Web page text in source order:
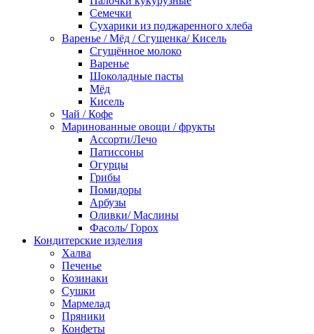
Семечки
Сухарики из поджаренного хлеба
Варенье / Мёд / Сгущенка/ Кисель
Сгущённое молоко
Варенье
Шоколадные пасты
Мёд
Кисель
Чай / Кофе
Маринованные овощи / фрукты
Ассорти/Лечо
Патиссоны
Огурцы
Грибы
Помидоры
Арбузы
Оливки/ Маслины
Фасоль/ Горох
Кондитерские изделия
Халва
Печенье
Козинаки
Сушки
Мармелад
Пряники
Конфеты